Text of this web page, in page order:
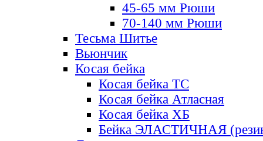
45-65 мм Рюши
70-140 мм Рюши
Тесьма Шитье
Вьюнчик
Косая бейка
Косая бейка ТС
Косая бейка Атласная
Косая бейка ХБ
Бейка ЭЛАСТИЧНАЯ